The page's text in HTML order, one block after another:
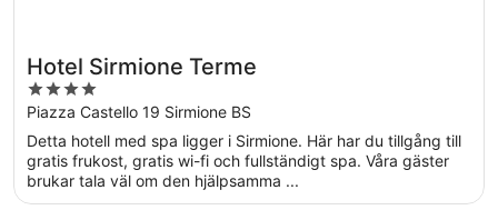
Hotel Sirmione Terme
4
out
of
5
Piazza Castello 19 Sirmione BS
Detta hotell med spa ligger i Sirmione. Här har du tillgång till
gratis frukost, gratis wi-fi och fullständigt spa. Våra gäster
brukar tala väl om den hjälpsamma ...